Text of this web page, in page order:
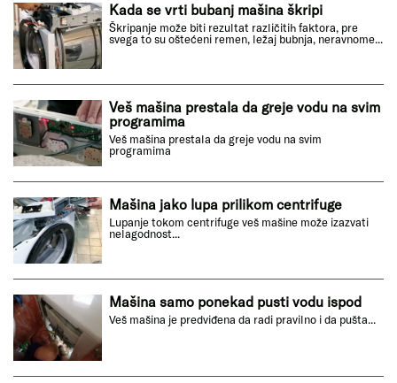
Kada se vrti bubanj mašina škripi
Škripanje može biti rezultat različitih faktora, pre
svega to su oštećeni remen, ležaj bubnja, neravnome...
Veš mašina prestala da greje vodu na svim
programima
Veš mašina prestala da greje vodu na svim
programima
Mašina jako lupa prilikom centrifuge
Lupanje tokom centrifuge veš mašine može izazvati
nelagodnost...
Mašina samo ponekad pusti vodu ispod
Veš mašina je predviđena da radi pravilno i da pušta...